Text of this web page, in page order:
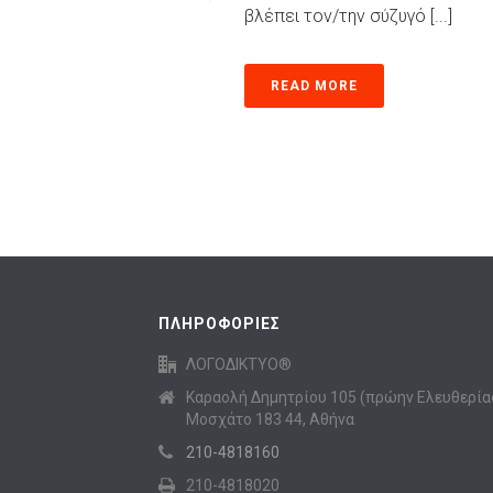
βλέπει τον/την σύζυγό [...]
READ MORE
ΠΛΗΡΟΦΟΡΙΕΣ
ΛΟΓΟΔΙΚΤΥΟ®
Καραολή Δημητρίου 105 (πρώην
Μοσχάτο 183 44, Αθήνα
210-4818160
210-4818020